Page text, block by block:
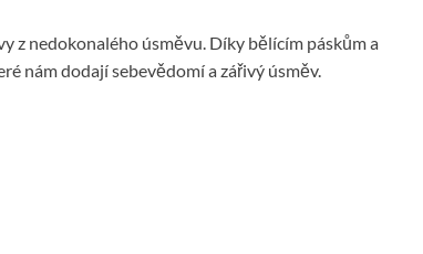
z nedokonalého úsměvu. Díky bělícím páskům a
nám dodají sebevědomí a zářivý úsměv.